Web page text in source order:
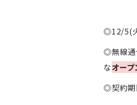
◎12/5(
◎無線通
なオープ
◎契約期